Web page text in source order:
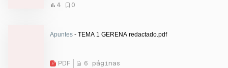
4
0
Apuntes - TEMA 1 GERENA redactado.pdf
PDF
6 páginas